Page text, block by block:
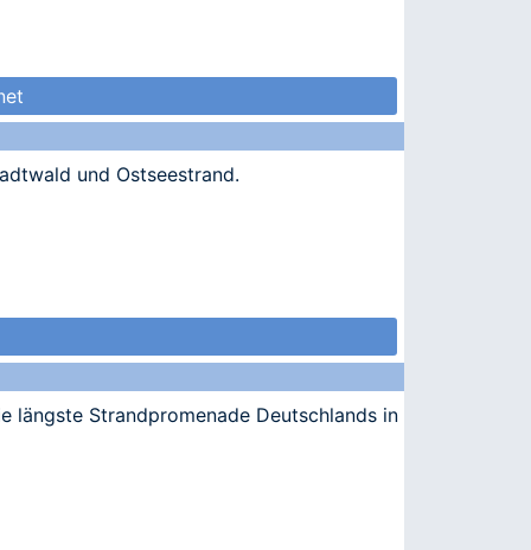
und Ostseestrand.
längste Strandpromenade Deutschlands in